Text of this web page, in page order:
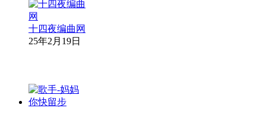
十四夜编曲网
25年2月19日